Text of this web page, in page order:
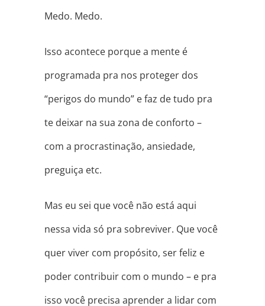
Medo. Medo.
Isso acontece porque a mente é
programada pra nos proteger dos
“perigos do mundo” e faz de tudo pra
te deixar na sua zona de conforto –
com a procrastinação, ansiedade,
preguiça etc.
Mas eu sei que você não está aqui
nessa vida só pra sobreviver. Que você
quer viver com propósito, ser feliz e
poder contribuir com o mundo – e pra
isso você precisa aprender a lidar com